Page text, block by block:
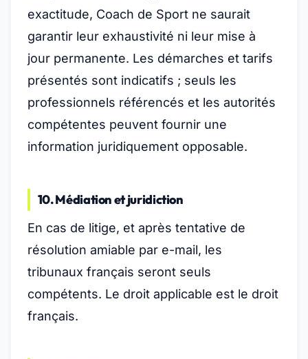
exactitude, Coach de Sport ne saurait
garantir leur exhaustivité ni leur mise à
jour permanente. Les démarches et tarifs
présentés sont indicatifs ; seuls les
professionnels référencés et les autorités
compétentes peuvent fournir une
information juridiquement opposable.
10. Médiation et juridiction
En cas de litige, et après tentative de
résolution amiable par e-mail, les
tribunaux français seront seuls
compétents. Le droit applicable est le droit
français.